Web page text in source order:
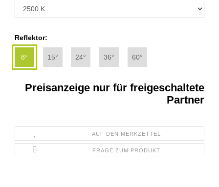
Reflektor:
8° 15° 24° 36° 60°
Preisanzeige nur für freigeschaltete
Partner
AUF DEN MERKZETTEL
FRAGE ZUM PRODUKT